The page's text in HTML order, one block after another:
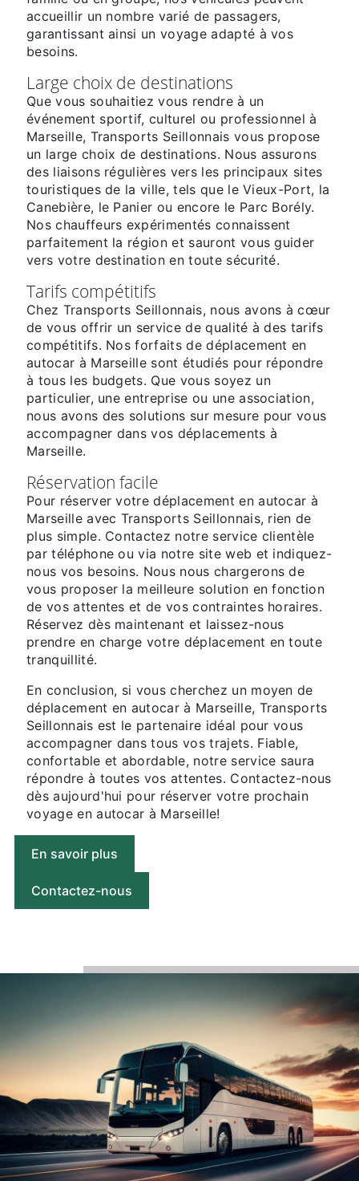
accueillir un nombre varié de passagers,
garantissant ainsi un voyage adapté à vos
besoins.
Large choix de destinations
Que vous souhaitiez vous rendre à un
événement sportif, culturel ou professionnel à
Marseille, Transports Seillonnais vous propose
un large choix de destinations. Nous assurons
des liaisons régulières vers les principaux sites
touristiques de la ville, tels que le Vieux-Port, la
Canebière, le Panier ou encore le Parc Borély.
Nos chauffeurs expérimentés connaissent
parfaitement la région et sauront vous guider
vers votre destination en toute sécurité.
Tarifs compétitifs
Chez Transports Seillonnais, nous avons à cœur
de vous offrir un service de qualité à des tarifs
compétitifs. Nos forfaits de déplacement en
autocar à Marseille sont étudiés pour répondre
à tous les budgets. Que vous soyez un
particulier, une entreprise ou une association,
nous avons des solutions sur mesure pour vous
accompagner dans vos déplacements à
Marseille.
Réservation facile
Pour réserver votre déplacement en autocar à
Marseille avec Transports Seillonnais, rien de
plus simple. Contactez notre service clientèle
par téléphone ou via notre site web et indiquez-
nous vos besoins. Nous nous chargerons de
vous proposer la meilleure solution en fonction
de vos attentes et de vos contraintes horaires.
Réservez dès maintenant et laissez-nous
prendre en charge votre déplacement en toute
tranquillité.
En conclusion, si vous cherchez un moyen de
déplacement en autocar à Marseille, Transports
Seillonnais est le partenaire idéal pour vous
accompagner dans tous vos trajets. Fiable,
confortable et abordable, notre service saura
répondre à toutes vos attentes. Contactez-nous
dès aujourd'hui pour réserver votre prochain
voyage en autocar à Marseille!
En savoir plus
Contactez-nous